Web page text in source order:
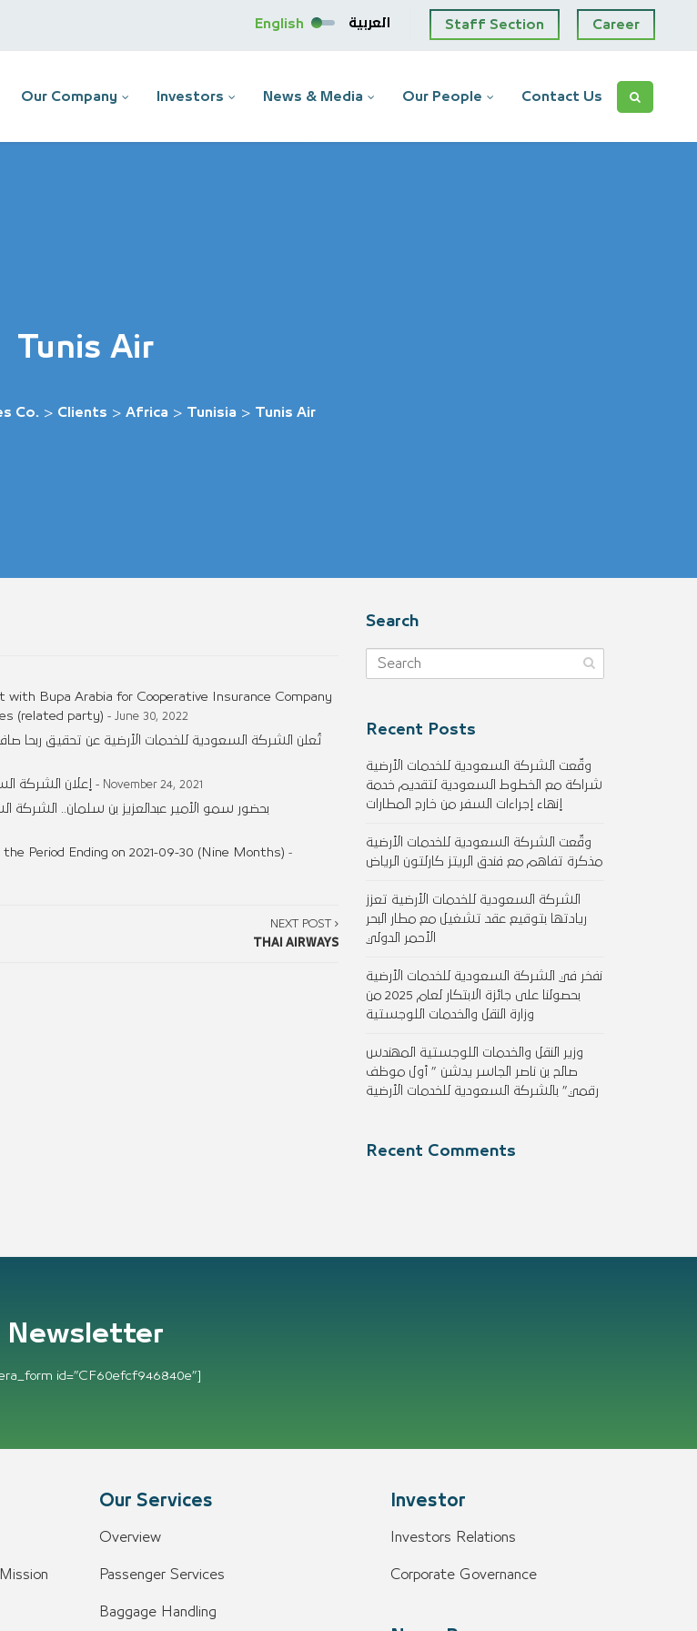
English العربية Staff Section Career
Our Company Investors News & Media Our People Contact Us
Tunis Air
Co. > Clients > Africa > Tunisia > Tunis Air
with Bupa Arabia for Cooperative Insurance Company
(related party) - June 30, 2022
إعلان الشركة - November 24, 2021
بحضور سمو الأمير عبدالعزيز بن سلمان.. الشركة
Period Ending on 2021-09-30 (Nine Months) -
NEXT POST
THAI AIRWAYS
Search
Recent Posts
وقّعت الشركة السعودية للخدمات الأرضية
شراكة مع الخطوط السعودية لتقديم خدمة
إنهاء إجراءات السفر من خارج المطارات
وقّعت الشركة السعودية للخدمات الأرضية
مذكرة تفاهم مع فندق الريتز كارلتون الرياض
الشركة السعودية للخدمات الأرضية تعزز
ريادتها بتوقيع عقد تشغيل مع مطار البحر
الأحمر الدولي
نفخر في الشركة السعودية للخدمات الأرضية
بحصولنا على جائزة الابتكار لعام 2025 من
وزارة النقل والخدمات اللوجستية
وزير النقل والخدمات اللوجستية المهندس
صالح بن ناصر الجاسر يدشن ” أول موظف
رقمي” بالشركة السعودية للخدمات الأرضية
Recent Comments
Newsletter
id=”CF60efcf946840e”]
Our Services
Overview
Passenger Services
Baggage Handling
Investor
Investors Relations
Corporate Governance